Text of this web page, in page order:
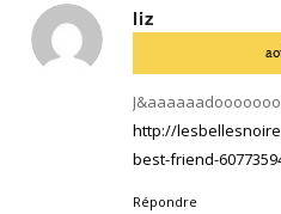
liz
:
http://
best-friend-
Répondre